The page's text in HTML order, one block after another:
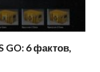
GO: 6 фактов,